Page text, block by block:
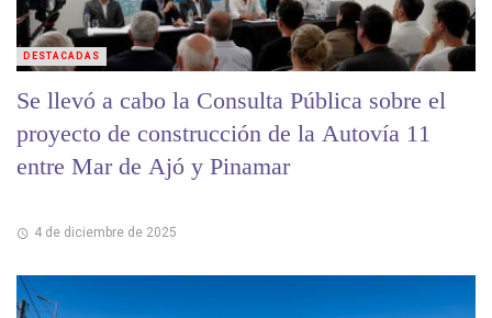
Se llevó a cabo la Consulta Pública sobre el
proyecto de construcción de la Autovía 11
entre Mar de Ajó y Pinamar
4 de diciembre de 2025
DESTACADAS